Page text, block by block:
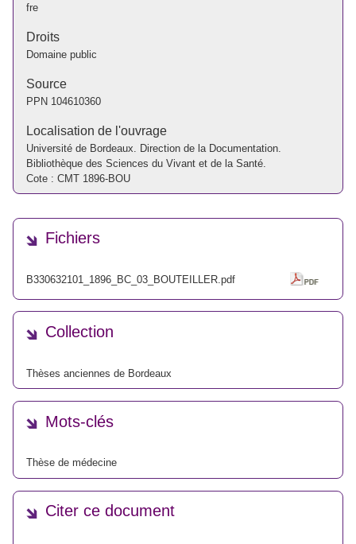
fre
Droits
Domaine public
Source
PPN 104610360
Localisation de l'ouvrage
Université de Bordeaux. Direction de la Documentation.
Bibliothèque des Sciences du Vivant et de la Santé.
Cote : CMT 1896-BOU
Fichiers
B330632101_1896_BC_03_BOUTEILLER.pdf
Collection
Thèses anciennes de Bordeaux
Mots-clés
Thèse de médecine
Citer ce document